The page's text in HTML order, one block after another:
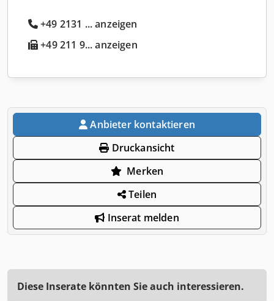
+49 2131 ... anzeigen
+49 211 9... anzeigen
Anbieter kontaktieren
Druckansicht
Merken
Teilen
Inserat melden
Diese Inserate könnten Sie auch interessieren.